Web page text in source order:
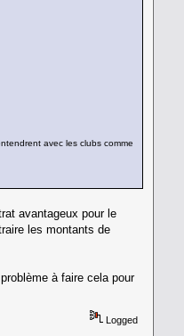
avec les clubs comme
avantageux pour le
les montants de
à faire cela pour
Logged